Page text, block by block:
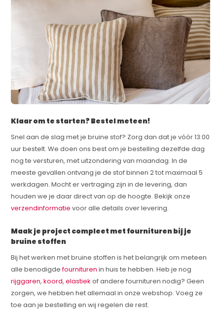
Klaar om te starten? Bestel meteen!
Snel aan de slag met je bruine stof? Zorg dan dat je vóór 13:00
uur bestelt. We doen ons best om je bestelling dezelfde dag
nog te versturen, met uitzondering van maandag. In de
meeste gevallen ontvang je de stof binnen 2 tot maximaal 5
werkdagen. Mocht er vertraging zijn in de levering, dan
houden we je daar direct van op de hoogte. Bekijk onze
verzendinformatie voor alle details over levering.
Maak je project compleet met fournituren bij je
bruine stoffen
Bij het werken met bruine stoffen is het belangrijk om meteen
alle benodigdefournituren in huis te hebben. Heb je nog
rijggaren,koord,elastiek of andere fournituren nodig? Geen
zorgen, we hebben het allemaal in onze webshop. Voeg ze
toe aan je bestelling en wij regelen de rest.